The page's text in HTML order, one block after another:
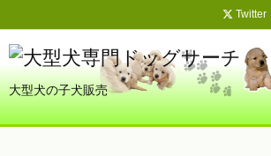
大型犬の子犬販売
Twitter